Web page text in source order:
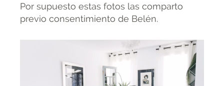
Por supuesto estas fotos las comparto
previo consentimiento de Belén.